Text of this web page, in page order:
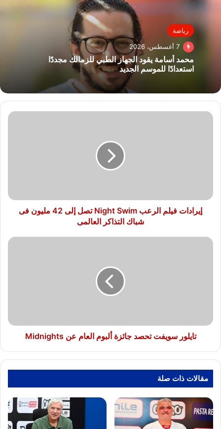
رياضة
7 أغسطس، 2026
محمد أسامة يقود الجهاز الطبي للزمالك مجددًا
استعدادًا للموسم الجديد
إيرادات
مليون
العالمى
إيرادات فيلم الرعب Night Swim تصل إلى 42 مليون فى
شباك التذاكر العالمى
تايلور
تايلور سويفت تحصد جائزة ألبوم العام عن Midnights
مقالات ذات صلة